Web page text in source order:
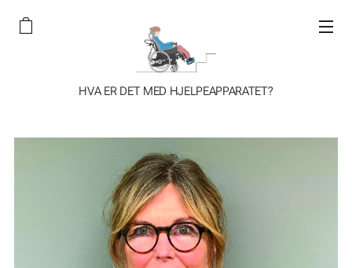
HVA ER DET MED HJELPEAPPARATET?